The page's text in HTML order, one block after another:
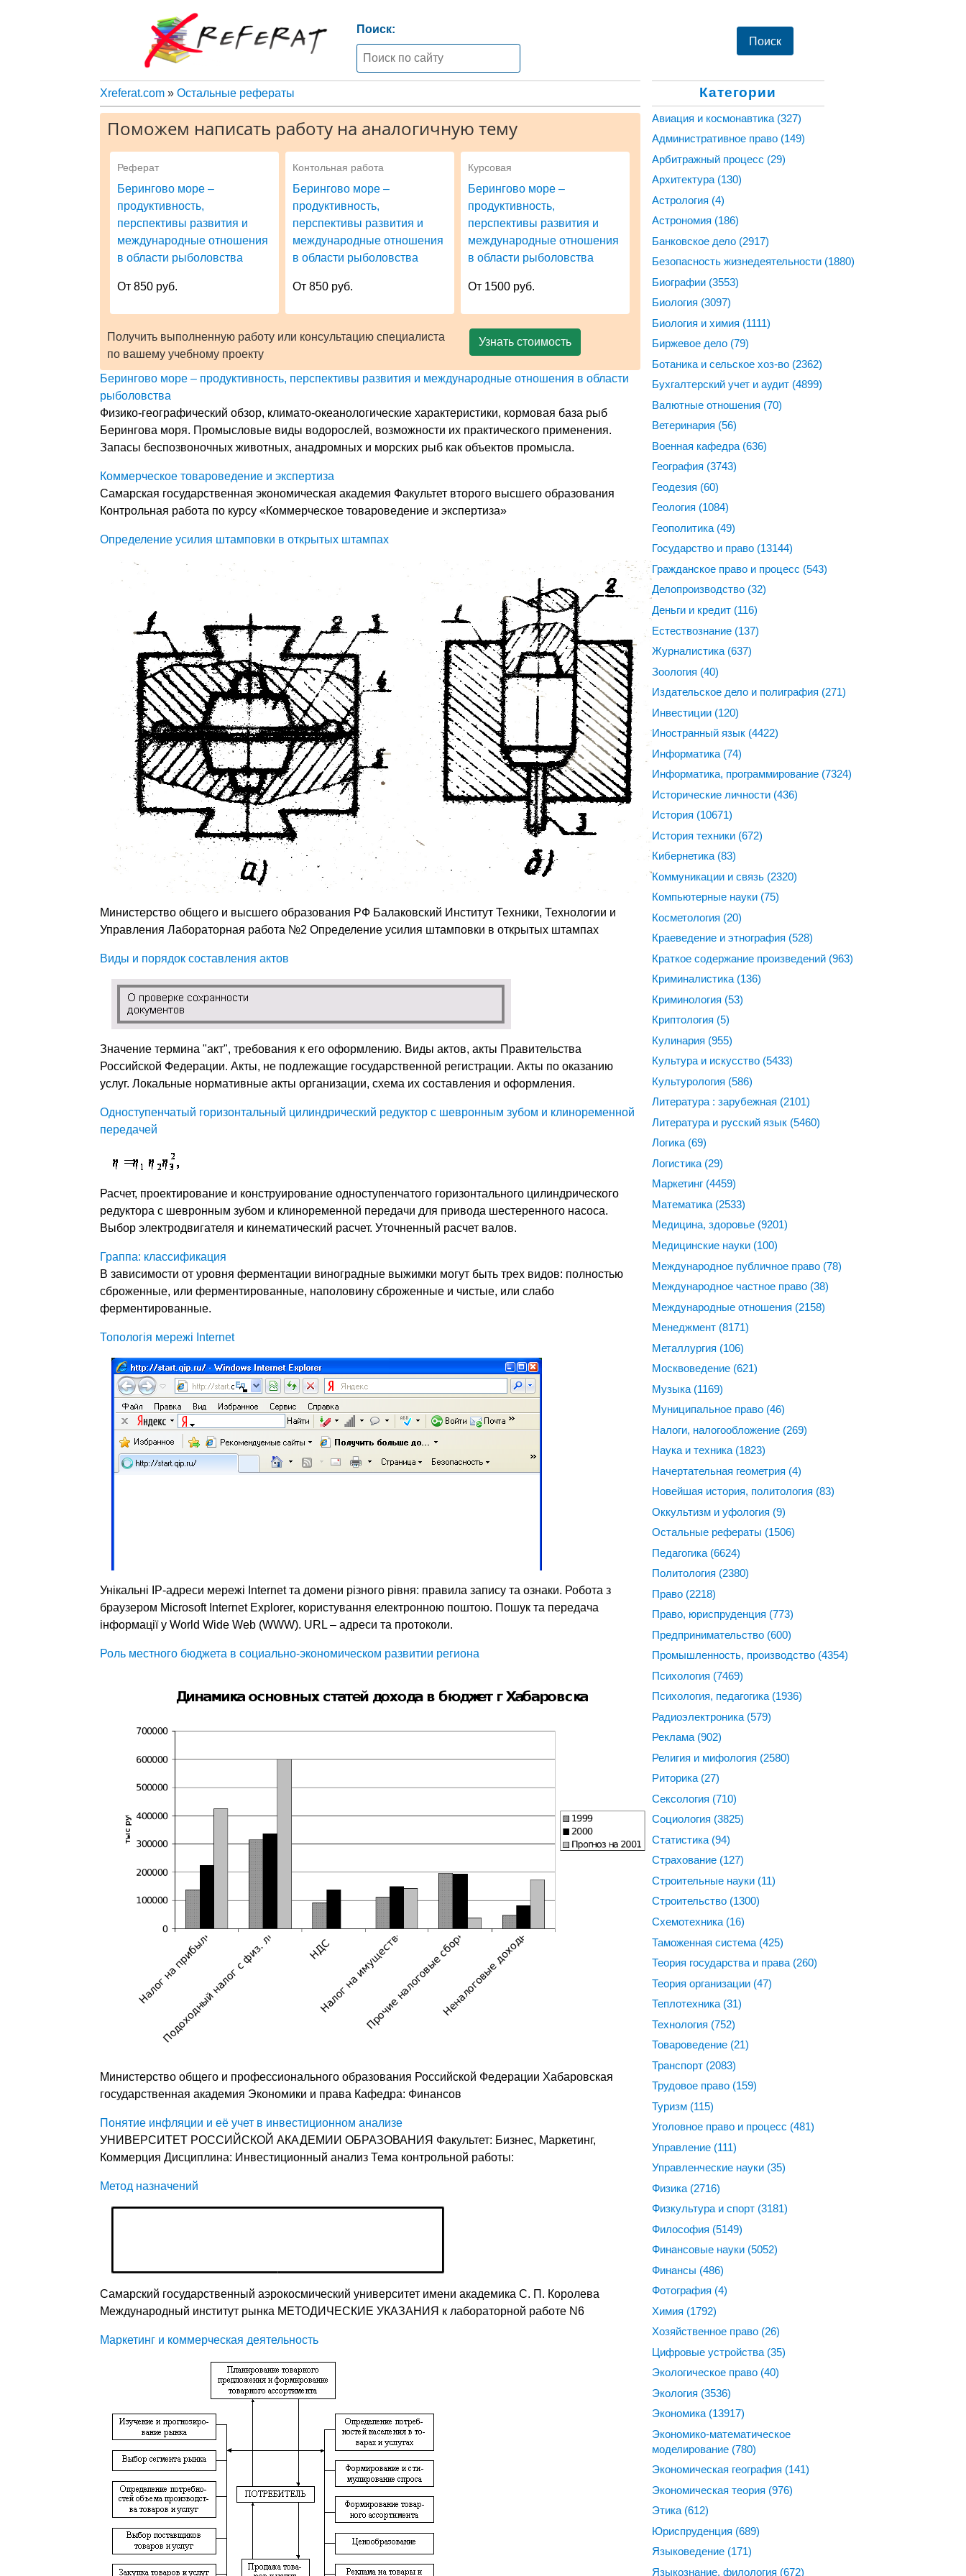
Поиск:
Xreferat.com» Остальные рефераты
Поможем написать работу на аналогичную тему
Реферат
Берингово море –
продуктивность,
перспективы развития и
международные отношения
в области рыболовства
От 850 руб.
Контольная работа
Берингово море –
продуктивность,
перспективы развития и
международные отношения
в области рыболовства
От 850 руб.
Курсовая
Берингово море –
продуктивность,
перспективы развития и
международные отношения
в области рыболовства
От 1500 руб.
Получить выполненную работу или консультацию специалиста
по вашему учебному проекту
Узнать стоимость
Берингово море – продуктивность, перспективы развития и международные отношения в области
рыболовства
Физико-географический обзор, климато-океанологические характеристики, кормовая база рыб
Берингова моря. Промысловые виды водорослей, возможности их практического применения.
Запасы беспозвоночных животных, анадромных и морских рыб как объектов промысла.
Коммерческое товароведение и экспертиза
Самарская государственная экономическая академия Факультет второго высшего образования
Контрольная работа по курсу «Коммерческое товароведение и экспертиза»
Определение усилия штамповки в открытых штампах
Министерство общего и высшего образования РФ Балаковский Институт Техники, Технологии и
Управления Лабораторная работа №2 Определение усилия штамповки в открытых штампах
Виды и порядок составления актов
Значение термина "акт", требования к его оформлению. Виды актов, акты Правительства
Российской Федерации. Акты, не подлежащие государственной регистрации. Акты по оказанию
услуг. Локальные нормативные акты организации, схема их составления и оформления.
Одноступенчатый горизонтальный цилиндрический редуктор с шевронным зубом и клиноременной
передачей
Расчет, проектирование и конструирование одноступенчатого горизонтального цилиндрического
редуктора с шевронным зубом и клиноременной передачи для привода шестеренного насоса.
Выбор электродвигателя и кинематический расчет. Уточненный расчет валов.
Граппа: классификация
В зависимости от уровня ферментации виноградные выжимки могут быть трех видов: полностью
сброженные, или ферментированные, наполовину сброженные и чистые, или слабо
ферментированные.
Топологія мережі Internet
Унікальні ІР-адреси мережі Internet та домени різного рівня: правила запису та ознаки. Робота з
браузером Microsoft Internet Explorer, користування електронною поштою. Пошук та передача
інформації у World Wide Web (WWW). URL – адреси та протоколи.
Роль местного бюджета в социально-экономическом развитии региона
Министерство общего и профессионального образования Российской Федерации Хабаровская
государственная академия Экономики и права Кафедра: Финансов
Понятие инфляции и её учет в инвестиционном анализе
УНИВЕРСИТЕТ РОССИЙСКОЙ АКАДЕМИИ ОБРАЗОВАНИЯ Факультет: Бизнес, Маркетинг,
Коммерция Дисциплина: Инвестиционный анализ Тема контрольной работы:
Метод назначений
Cамарский государственный аэрокосмический университет имени академика С. П. Королева
Международный институт рынка МЕТОДИЧЕСКИE УКАЗАНИЯ к лабораторной работе N6
Маркетинг и коммерческая деятельность
Категории
Авиация и космонавтика (327)
Административное право (149)
Арбитражный процесс (29)
Архитектура (130)
Астрология (4)
Астрономия (186)
Банковское дело (2917)
Безопасность жизнедеятельности (1880)
Биографии (3553)
Биология (3097)
Биология и химия (1111)
Биржевое дело (79)
Ботаника и сельское хоз-во (2362)
Бухгалтерский учет и аудит (4899)
Валютные отношения (70)
Ветеринария (56)
Военная кафедра (636)
География (3743)
Геодезия (60)
Геология (1084)
Геополитика (49)
Государство и право (13144)
Гражданское право и процесс (543)
Делопроизводство (32)
Деньги и кредит (116)
Естествознание (137)
Журналистика (637)
Зоология (40)
Издательское дело и полиграфия (271)
Инвестиции (120)
Иностранный язык (4422)
Информатика (74)
Информатика, программирование (7324)
Исторические личности (436)
История (10671)
История техники (672)
Кибернетика (83)
Коммуникации и связь (2320)
Компьютерные науки (75)
Косметология (20)
Краеведение и этнография (528)
Краткое содержание произведений (963)
Криминалистика (136)
Криминология (53)
Криптология (5)
Кулинария (955)
Культура и искусство (5433)
Культурология (586)
Литература : зарубежная (2101)
Литература и русский язык (5460)
Логика (69)
Логистика (29)
Маркетинг (4459)
Математика (2533)
Медицина, здоровье (9201)
Медицинские науки (100)
Международное публичное право (78)
Международное частное право (38)
Международные отношения (2158)
Менеджмент (8171)
Металлургия (106)
Москвоведение (621)
Музыка (1169)
Муниципальное право (46)
Налоги, налогообложение (269)
Наука и техника (1823)
Начертательная геометрия (4)
Новейшая история, политология (83)
Оккультизм и уфология (9)
Остальные рефераты (1506)
Педагогика (6624)
Политология (2380)
Право (2218)
Право, юриспруденция (773)
Предпринимательство (600)
Промышленность, производство (4354)
Психология (7469)
Психология, педагогика (1936)
Радиоэлектроника (579)
Реклама (902)
Религия и мифология (2580)
Риторика (27)
Сексология (710)
Социология (3825)
Статистика (94)
Страхование (127)
Строительные науки (11)
Строительство (1300)
Схемотехника (16)
Таможенная система (425)
Теория государства и права (260)
Теория организации (47)
Теплотехника (31)
Технология (752)
Товароведение (21)
Транспорт (2083)
Трудовое право (159)
Туризм (115)
Уголовное право и процесс (481)
Управление (111)
Управленческие науки (35)
Физика (2716)
Физкультура и спорт (3181)
Философия (5149)
Финансовые науки (5052)
Финансы (486)
Фотография (4)
Химия (1792)
Хозяйственное право (26)
Цифровые устройства (35)
Экологическое право (40)
Экология (3536)
Экономика (13917)
Экономико-математическое
моделирование (780)
Экономическая география (141)
Экономическая теория (976)
Этика (612)
Юриспруденция (689)
Языковедение (171)
Языкознание, филология (672)